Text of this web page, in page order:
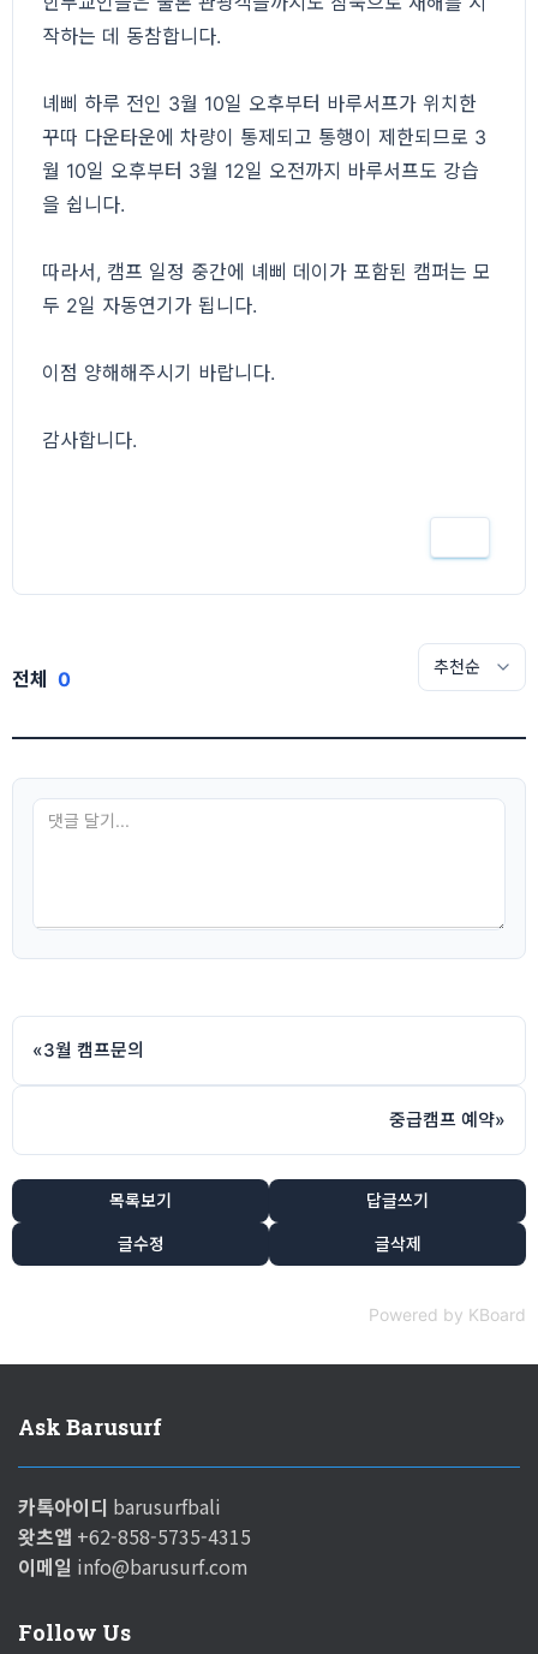
작하는 데 동참합니다.
녜삐 하루 전인 3월 10일 오후부터 바루서프가 위치한
꾸따 다운타운에 차량이 통제되고 통행이 제한되므로 3
월 10일 오후부터 3월 12일 오전까지 바루서프도 강습
을 쉽니다.
따라서, 캠프 일정 중간에 녜삐 데이가 포함된 캠퍼는 모
두 2일 자동연기가 됩니다.
이점 양해해주시기 바랍니다.
감사합니다.
전체 0
«3월 캠프문의
중급캠프 예약»
목록보기 답글쓰기
글수정 글삭제
Powered by KBoard
Ask Barusurf
카톡아이디 barusurfbali
왓츠앱 +62-858-5735-4315
이메일 info@barusurf.com
Follow Us